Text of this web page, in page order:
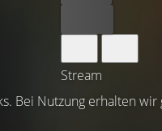
Stream
Bei Nutzung erhalten